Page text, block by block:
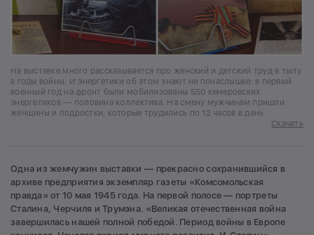
На выставке много рассказывается про женский и детский труд в тылу
в годы войны. И энергетики об этом знают не понаслышке: в первый
военный год на фронт были мобилизованы 550 кемеровских
энергетиков — половина коллектива. На смену мужчинам пришли
женщины и подростки, которые трудились по 12 часов в день
Скачать
Одна из жемчужин выставки — прекрасно сохранившийся в
архиве предприятия экземпляр газеты «Комсомольская
правда» от 10 мая 1945 года. На первой полосе — портреты
Сталина, Черчиля и Трумэна. «Великая отечественная война
завершилась нашей полной победой. Период войны в Европе